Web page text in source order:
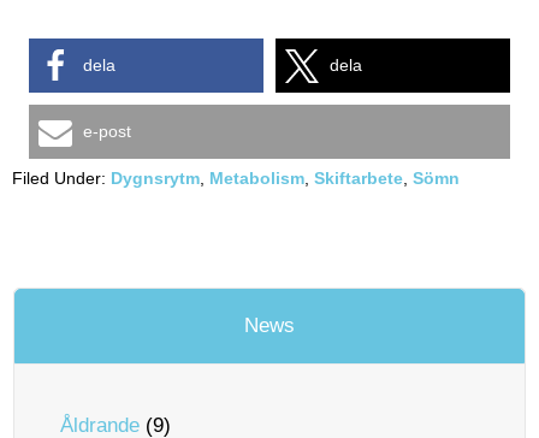
dela dela
e-post
Filed Under: Dygnsrytm Metabolism Skiftarbete Sömn
News
Åldrande (9)